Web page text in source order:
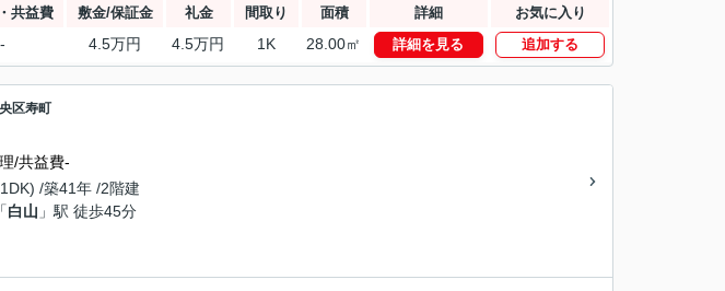
共益費 敷金/保証金 礼金 間取り 面積 詳細 お気に入り
- 4.5万円 4.5万円 1K 28.00㎡ 詳細を見る 追加する
区寿町
/共益費-
/築41年 /2階建
「白山 」駅 徒歩45分